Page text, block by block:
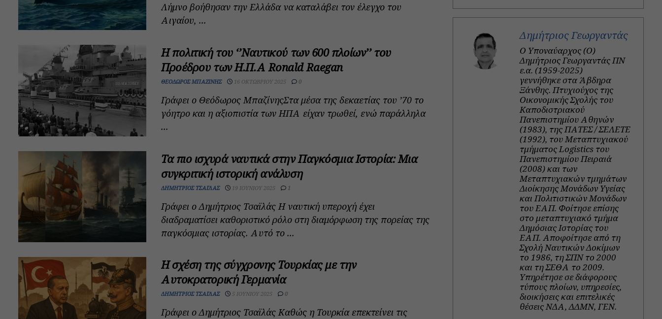
Λήμνο βοήθησαν την Ελλάδα να καταλάβει τον έλεγχο του
Αιγαίου, ...
Η πολιτική του ‘’Ναυτικού των 600 πλοίων’’ του
Προέδρου των Η.Π.Α Ronald Raegan
ΘΕΌΔΩΡΟΣ ΜΠΑΖΊΝΗΣ 16 ΟΚΤΩΒΡΊΟΥ 2025 0
Γράφει ο Θεόδωρος ΜπαζίνηςΣτα μέσα της δεκαετίας του ’70 το
γόητρο και η αξιοπιστία των ΗΠΑ είχαν τρωθεί, ενώ παράλληλα
...
Τα πιο ισχυρά ναυτικά στην Παγκόσμια Ιστορία: Μια
συγκριτική ιστορική ανάλυση
ΔΗΜΉΤΡΙΟΣ ΤΣΑΪΛΆΣ 19 ΙΟΥΝΊΟΥ 2025 1
Γράφει ο Δημήτριος Τσαϊλάς Η ναυτική υπεροχή έχει
διαδραματίσει καθοριστικό ρόλο στη διαμόρφωση της πορείας της
παγκόσμιας ιστορίας. Αυτό το ...
Η σχέση της σύγχρονης Τουρκίας με την
Αυτοκρατορική Γερμανία
ΔΗΜΉΤΡΙΟΣ ΤΣΑΪΛΆΣ 5 ΙΟΥΝΊΟΥ 2025 0
Γράφει ο Δημήτριος Τσαϊλάς Καθώς η Τουρκία επεκτείνει τις
Δημήτριος Γεωργαντάς
Ο Υποναύαρχος (Ο)
Δημήτριος Γεωργαντάς ΠΝ
ε.α. (1959-2025)
γεννήθηκε στα Άβδηρα
Ξάνθης. Πτυχιούχος της
Οικονομικής Σχολής του
Καποδιστριακού
Πανεπιστημίου Αθηνών
(1983), της ΠΑΤΕΣ / ΣΕΛΕΤΕ
(1992), του Μεταπτυχιακού
τμήματος Logistics του
Πανεπιστημίου Πειραιά
(2008) και των
Μεταπτυχιακών τμημάτων
Διοίκησης Μονάδων Υγείας
και Πολιτιστικών Μονάδων
του ΕΑΠ. Φοίτησε επίσης
στο μεταπτυχιακό τμήμα
Δημόσιας Ιστορίας του
ΕΑΠ. Αποφοίτησε από τη
Σχολή Ναυτικών Δοκίμων
το 1986, τη ΣΠΝ το 2000
και τη ΣΕΘΑ το 2009.
Υπηρέτησε σε διάφορους
τύπους πλοίων, υπηρεσίες,
διοικήσεις και επιτελικές
θέσεις ΝΔΑ, ΔΔΜΝ, ΓΕΝ.